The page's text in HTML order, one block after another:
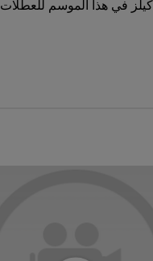
في هذا الموسم